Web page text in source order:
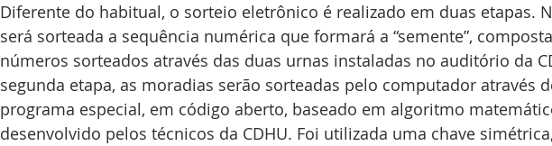
Diferente do habitual, o sorteio eletrônico é realizado em duas etapas.
será sorteada a sequência numérica que formará a “semente”,
números sorteados através das duas urnas instaladas no auditório da
segunda etapa, as moradias serão sorteadas pelo computador através
programa especial, em código aberto, baseado em algoritmo
desenvolvido pelos técnicos da CDHU. Foi utilizada uma chave